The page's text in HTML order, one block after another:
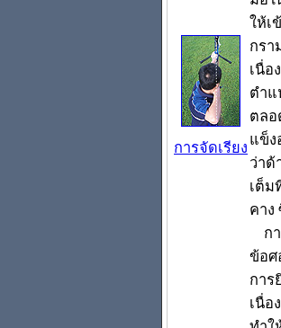
การจัดเรียง
ให้เ
กรา
เนื่อ
ตำแ
ตลอ
แข็ง
ว่าด้
เต็ม
คาง
กา
ข้อศ
การ
เนื่อ